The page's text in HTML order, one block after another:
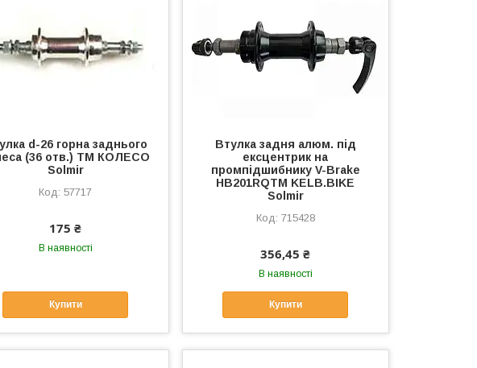
d-26 горна заднього
(36 отв.) ТМ КОЛЕСО
Solmir
57717
175 ₴
В наявності
Купити
Втулка задня алюм. під
ексцентрик на
промпідшибнику V-Brake
HB201RQТМ KELB.BIKE
Solmir
715428
356,45 ₴
В наявності
Купити